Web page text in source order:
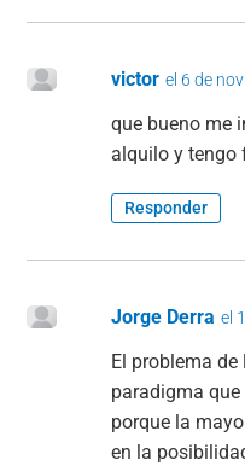
victor el 6 de
que bueno me
alquilo y tengo
Responder
Jorge Derra el
El problema
paradigma
porque la
en la